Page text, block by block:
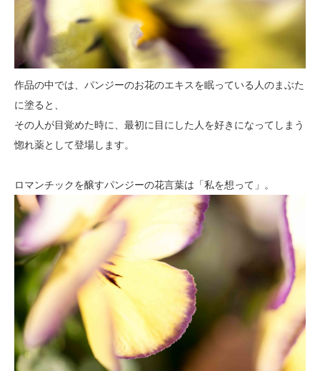
作品の中では、パンジーのお花のエキスを眠っている人のまぶた
に塗ると、
その人が目覚めた時に、最初に目にした人を好きになってしまう
惚れ薬として登場します。
ロマンチックを醸すパンジーの花言葉は「私を想って」。